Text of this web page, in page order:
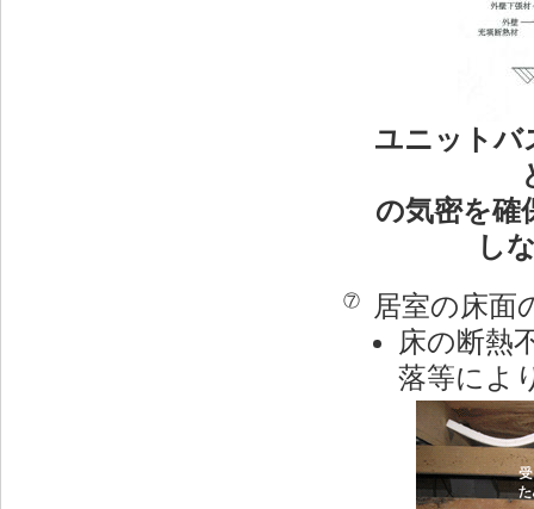
ユニットバ
の気密を確
し
⑦
居室の床面
床の断熱
落等によ